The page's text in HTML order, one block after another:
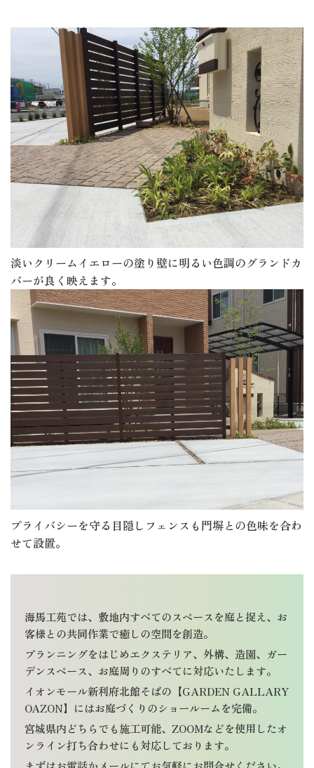
淡いクリームイエローの塗り壁に明るい色調のグランドカ
バーが良く映えます。
プライバシーを守る目隠しフェンスも門塀との色味を合わ
せて設置。
海馬工苑では、敷地内すべてのスペースを庭と捉え、お
客様との共同作業で癒しの空間を創造。
プランニングをはじめエクステリア、外構、造園、ガー
デンスペース、お庭周りのすべてに対応いたします。
イオンモール新利府北館そばの【GARDEN GALLARY
OAZON】にはお庭づくりのショールームを完備。
宮城県内どちらでも施工可能、ZOOMなどを使用したオ
ンライン打ち合わせにも対応しております。
まずはお電話かメールにてお気軽にお問合せください。